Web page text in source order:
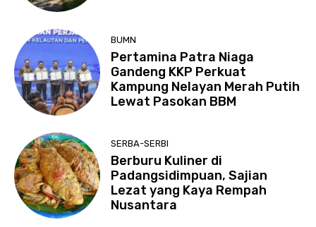
BUMN
Pertamina Patra Niaga
Gandeng KKP Perkuat
Kampung Nelayan Merah Putih
Lewat Pasokan BBM
SERBA-SERBI
Berburu Kuliner di
Padangsidimpuan, Sajian
Lezat yang Kaya Rempah
Nusantara